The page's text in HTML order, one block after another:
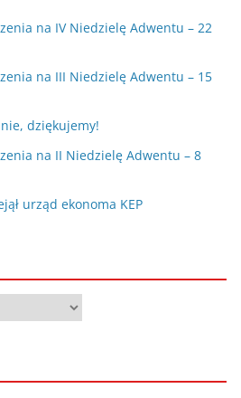
na IV Niedzielę Adwentu – 22
na III Niedzielę Adwentu – 15
dziękujemy!
na II Niedzielę Adwentu – 8
urząd ekonoma KEP